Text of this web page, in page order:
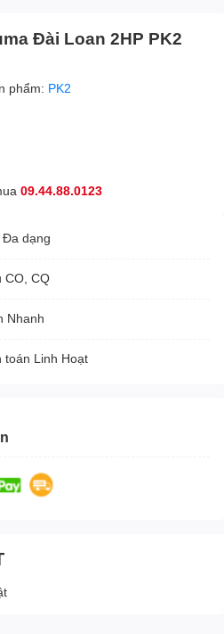
Đài Loan 2HP PK2
phẩm: PK2
09.44.88.0123
Đa dạng
CO, CQ
Nhanh
toán Linh Hoạt